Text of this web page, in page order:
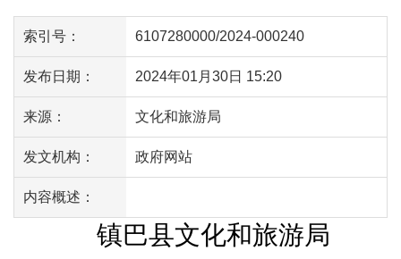
索引号： 6107280000/2024-000240
发布日期： 2024年01月30日 15:20
来源： 文化和旅游局
发文机构： 政府网站
内容概述：
镇巴县文化和旅游局